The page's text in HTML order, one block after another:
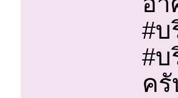
#บ
#บ
ค